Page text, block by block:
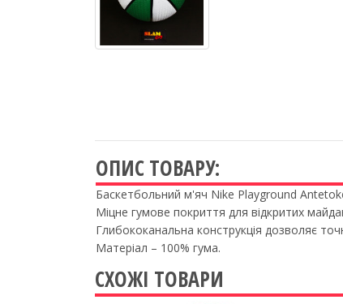
ОПИС ТОВАРУ:
Баскетбольний м'яч Nike Playground
Міцне гумове покриття для відкритих
Глибококанальна конструкція дозволяє
Матеріал – 100% гума.
СХОЖІ ТОВАРИ